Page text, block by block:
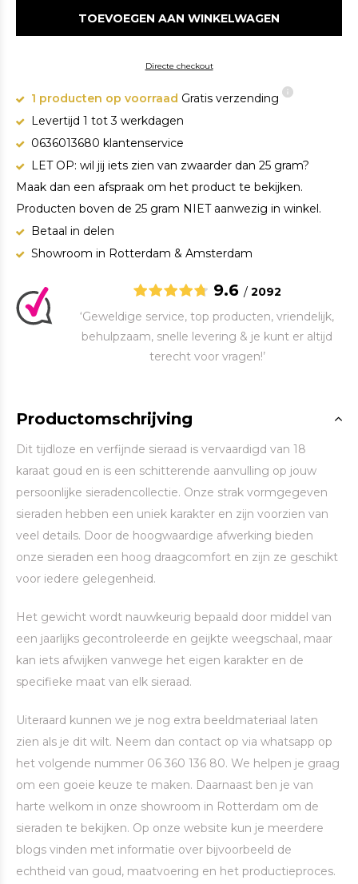
TOEVOEGEN AAN WINKELWAGEN
Directe checkout
1 producten op voorraad Gratis verzending
Levertijd 1 tot 3 werkdagen
0636013680 klantenservice
LET OP: wil jij iets zien van zwaarder dan 25 gram?
Maak dan een afspraak om het product te bekijken.
Producten boven de 25 gram NIET aanwezig in winkel.
Betaal in delen
Showroom in Rotterdam & Amsterdam
9.6 / 2092
‘Geweldige service, top producten, vriendelijk,
behulpzaam, snelle levering & je kunt er altijd
terecht voor vragen!’
Productomschrijving
Dit tijdloze en verfijnde sieraad is vervaardigd van 18
karaat goud en is een schitterende aanvulling op jouw
persoonlijke sieradencollectie. Onze strak vormgegeven
sieraden hebben een uniek karakter en zijn voorzien van
veel details. Door de hoogwaardige afwerking bieden
onze sieraden een hoog draagcomfort en zijn ze geschikt
voor iedere gelegenheid.
Het gewicht wordt nauwkeurig bepaald door middel van
een jaarlijks gecontroleerde en geijkte weegschaal, maar
kan iets afwijken vanwege het eigen karakter en de
specifieke maat van elk sieraad.
Uiteraard kunnen we je nog extra beeldmateriaal laten
zien als je dit wilt. Neem dan contact op via whatsapp op
het volgende nummer 06 360 136 80. We helpen je graag
om een goeie keuze te maken. Daarnaast ben je van
harte welkom in onze showroom in Rotterdam om de
sieraden te bekijken. Op onze website kun je meerdere
blogs vinden met informatie over bijvoorbeeld de
echtheid van goud, maatvoering en het productieproces.